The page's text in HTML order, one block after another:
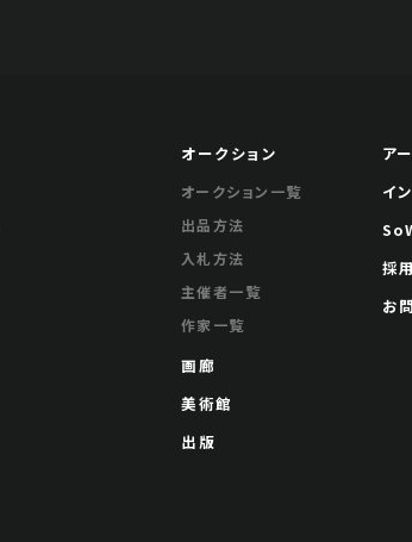
オークション
オークション一覧
出品方法
入札方法
主催者一覧
作家一覧
画廊
美術館
出版
ア
イ
採
お